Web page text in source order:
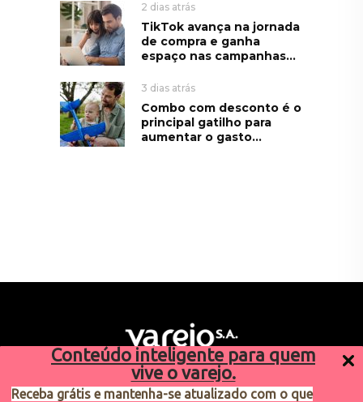
Conteúdo inteligente para quem
vive o varejo.
Receba grátis e mantenha-se atualizado com o que
2 dias atrás
TikTok avança na jornada
de compra e ganha
espaço nas campanhas...
3 dias atrás
Combo com desconto é o
principal gatilho para
aumentar o gasto...